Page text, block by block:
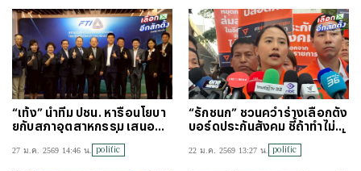
“เท้ง” นำทีม ปชน. หารือนโยบา
ยกับสภาอุตสาหกรรม เสนอแผ
รษฐกิจ
27 ม.ค. 2569 14:46 น. politic
“รักชนก” ชวนคว่ำร่างเลือกตั้ง
บอร์ดประกันสังคม ชี้ถ้าทำไม่
นอีกแน่
22 ม.ค. 2569 13:27 น. politic